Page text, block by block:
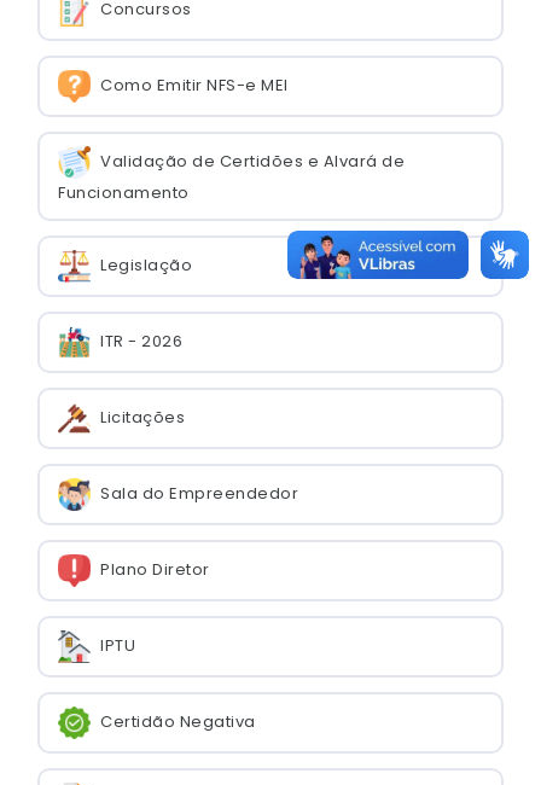
Concursos
Como Emitir NFS-e MEI
Validação de Certidões e Alvará de
Funcionamento
Legislação
ITR - 2026
Licitações
Sala do Empreendedor
Plano Diretor
IPTU
Certidão Negativa